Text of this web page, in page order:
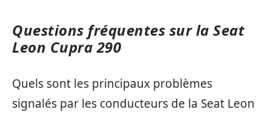
Questions fréquentes sur la Seat
Leon Cupra 290
Quels sont les principaux problèmes
signalés par les conducteurs de la Seat Leon